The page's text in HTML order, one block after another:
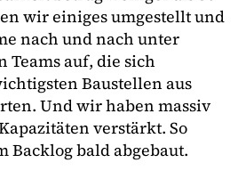
wir einiges umgestellt und
nach und nach unter
auf, die sich
Baustellen aus
Und wir haben massiv
verstärkt. So
Backlog bald abgebaut.